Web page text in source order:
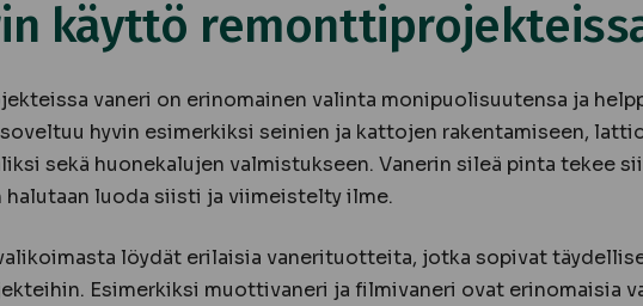
käyttö
vaneri on erinomainen valinta monipuolisuutensa ja
hyvin esimerkiksi seinien ja kattojen rakentamiseen,
sekä huonekalujen valmistukseen. Vanerin sileä pinta tekee
halutaan luoda siisti ja viimeistelty ilme.
löydät erilaisia vanerituotteita, jotka sopivat
Esimerkiksi muottivaneri ja filmivaneri ovat erinomaisia